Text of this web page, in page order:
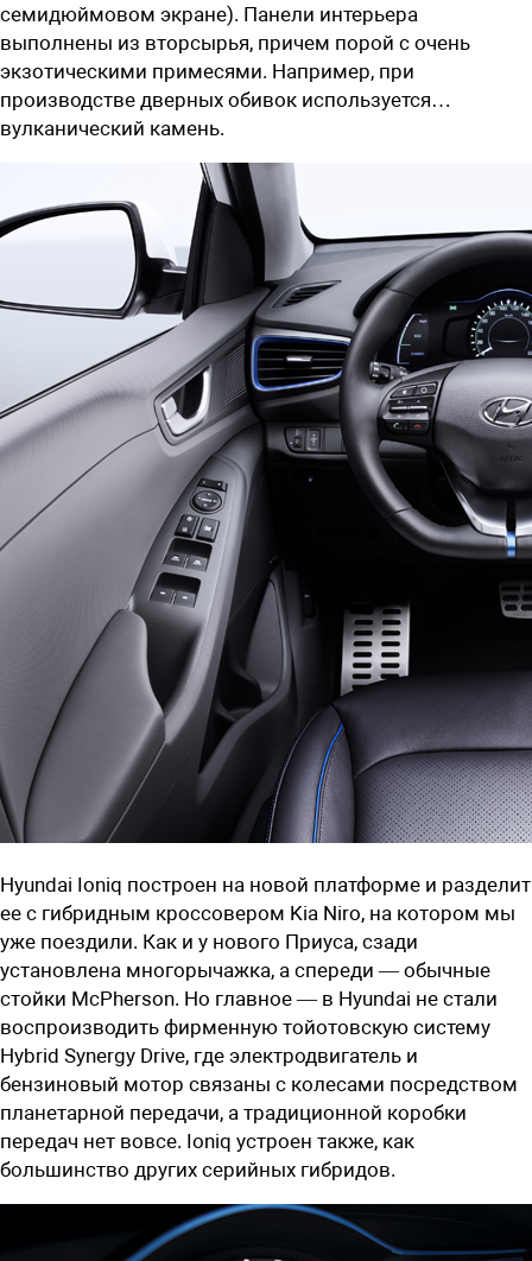
семидюймовом экране). Панели интерьера
выполнены из вторсырья, причем порой с очень
экзотическими примесями. Например, при
производстве дверных обивок используется…
вулканический камень.
Hyundai Ioniq построен на новой платформе и разделит
ее с гибридным кроссовером Kia Niro, на котором мы
уже поездили. Как и у нового Приуса, сзади
установлена многорычажка, а спереди — обычные
стойки McPherson. Но главное — в Hyundai не стали
воспроизводить фирменную тойотовскую систему
Hybrid Synergy Drive, где электродвигатель и
бензиновый мотор связаны с колесами посредством
планетарной передачи, а традиционной коробки
передач нет вовсе. Ioniq устроен также, как
большинство других серийных гибридов.